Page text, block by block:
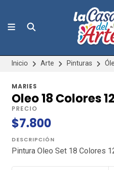
Inicio Arte Pinturas
MARIES
Oleo 18 Colores
PRECIO
$7.800
DESCRIPCIÓN
Pintura Oleo Set 18 Colores